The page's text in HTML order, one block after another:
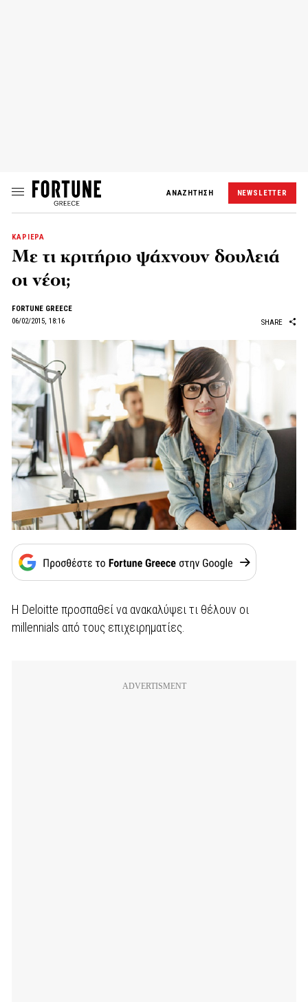
ΑΝΑΖΗΤΗΣΗ NEWSLETTER
ΚΑΡΙΕΡΑ
Με τι κριτήριο ψάχνουν δουλειά
οι νέοι;
FORTUNE GREECE
06/02/2015, 18:16
SHARE
Η Deloitte προσπαθεί να ανακαλύψει τι θέλουν οι
millennials από τους επιχειρηματίες.